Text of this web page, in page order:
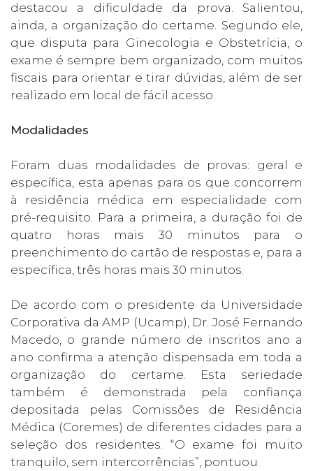
destacou a dificuldade da prova. Salientou,
ainda, a organização do certame. Segundo ele,
que disputa para Ginecologia e Obstetrícia, o
exame é sempre bem organizado, com muitos
fiscais para orientar e tirar dúvidas, além de ser
realizado em local de fácil acesso.
Modalidades
Foram duas modalidades de provas: geral e
específica, esta apenas para os que concorrem
à residência médica em especialidade com
pré-requisito. Para a primeira, a duração foi de
quatro horas mais 30 minutos para o
preenchimento do cartão de respostas e, para a
específica, três horas mais 30 minutos.
De acordo com o presidente da Universidade
Corporativa da AMP (Ucamp), Dr. José Fernando
Macedo, o grande número de inscritos ano a
ano confirma a atenção dispensada em toda a
organização do certame. Esta seriedade
também é demonstrada pela confiança
depositada pelas Comissões de Residência
Médica (Coremes) de diferentes cidades para a
seleção dos residentes. “O exame foi muito
tranquilo, sem intercorrências”, pontuou.